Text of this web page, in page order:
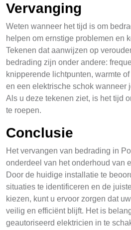
Vervanging
Weten wanneer het tijd is om
helpen om ernstige problemen en
Tekenen dat aanwijzen op
bedrading zijn onder andere:
knipperende lichtpunten, warmte
en een elektrische schok wanneer
Als u deze tekenen ziet, is het tijd
te roepen.
Conclusie
Het vervangen van bedrading in
onderdeel van het onderhoud van
Door de huidige installatie te
situaties te identificeren en de
kiezen, kunt u ervoor zorgen dat
veilig en efficiënt blijft. Het is
geautoriseerd elektricien in te